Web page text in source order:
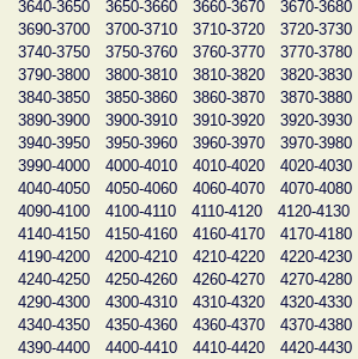
3640-3650
3650-3660 3660-3670 3670-3680
3690-3700
3700-3710 3710-3720 3720-3730
3740-3750
3750-3760 3760-3770 3770-3780
3790-3800
3800-3810 3810-3820 3820-3830
3840-3850
3850-3860 3860-3870 3870-3880
3890-3900
3900-3910 3910-3920 3920-3930
3940-3950
3950-3960 3960-3970 3970-3980
3990-4000
4000-4010 4010-4020 4020-4030
4040-4050
4050-4060 4060-4070 4070-4080
4090-4100
4100-4110 4110-4120 4120-4130
4140-4150
4150-4160 4160-4170 4170-4180
4190-4200
4200-4210 4210-4220 4220-4230
4240-4250
4250-4260 4260-4270 4270-4280
4290-4300
4300-4310 4310-4320 4320-4330
4340-4350
4350-4360 4360-4370 4370-4380
4390-4400
4400-4410 4410-4420 4420-4430